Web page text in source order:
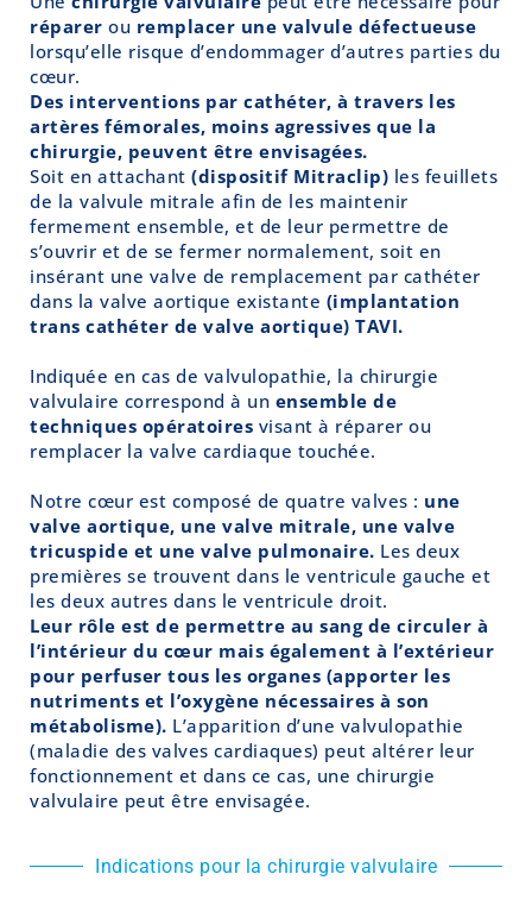
réparer ou remplacer une valvule défectueuse
lorsqu’elle risque d’endommager d’autres parties du
cœur.
Des interventions par cathéter, à travers les
artères fémorales, moins agressives que la
chirurgie, peuvent être envisagées.
Soit en attachant (dispositif Mitraclip) les feuillets
de la valvule mitrale afin de les maintenir
fermement ensemble, et de leur permettre de
s’ouvrir et de se fermer normalement, soit en
insérant une valve de remplacement par cathéter
dans la valve aortique existante (implantation
trans cathéter de valve aortique) TAVI.
Indiquée en cas de valvulopathie, la chirurgie
valvulaire correspond à un ensemble de
techniques opératoires visant à réparer ou
remplacer la valve cardiaque touchée.
Notre cœur est composé de quatre valves : une
valve aortique, une valve mitrale, une valve
tricuspide et une valve pulmonaire. Les deux
premières se trouvent dans le ventricule gauche et
les deux autres dans le ventricule droit.
Leur rôle est de permettre au sang de circuler à
l’intérieur du cœur mais également à l’extérieur
pour perfuser tous les organes (apporter les
nutriments et l’oxygène nécessaires à son
métabolisme). L’apparition d’une valvulopathie
(maladie des valves cardiaques) peut altérer leur
fonctionnement et dans ce cas, une chirurgie
valvulaire peut être envisagée.
Indications pour la chirurgie valvulaire